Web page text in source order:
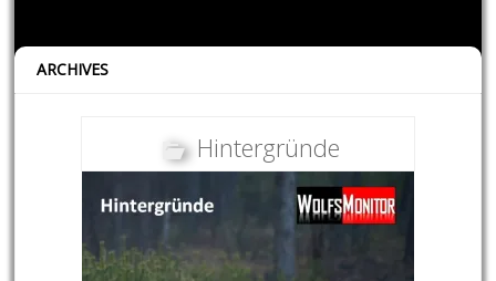
ARCHIVES
Hintergründe